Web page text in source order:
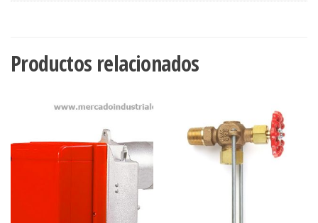
Productos relacionados